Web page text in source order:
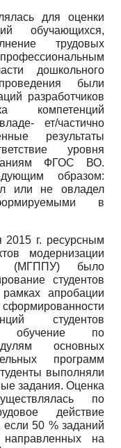
для оценки
обучающихся,
трудовых
дошкольного
были
разработчиков
ком­петенций
ет/частично
результаты
уровня
ФГОС ВО.
образом:
или не овладел
в
г. ресурсным
модернизации
(МГППУ) было
студентов
апробации
студентов
обучение по
основных
программ
выполняли
задания. Оценка
по
действие
если 50 % заданий
на